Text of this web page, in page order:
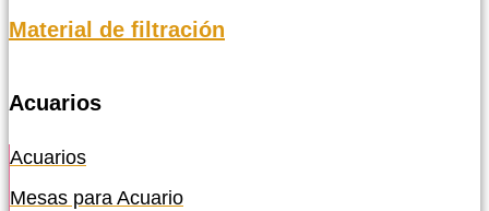
Material de filtración
Acuarios
Acuarios
Mesas para Acuario